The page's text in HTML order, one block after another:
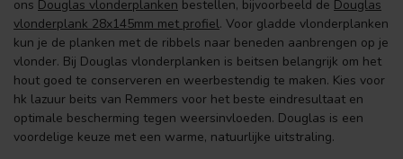
ons Douglas vlonderplanken bestellen, bijvoorbeeld de Douglas
vlonderplank 28x145mm met profiel. Voor gladde vlonderplanken
kun je de planken met de ribbels naar beneden aanbrengen op je
vlonder. Bij Douglas vlonderplanken is beitsen belangrijk om het
hout goed te conserveren en weerbestendig te maken. Kies voor
hk lazuur beits van Remmers voor het beste eindresultaat en
optimale bescherming tegen weersinvloeden. Douglas is een
voordelige keuze met een warme, natuurlijke uitstraling.